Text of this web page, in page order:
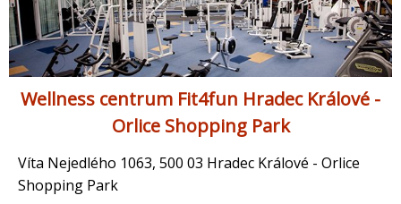
Wellness centrum Fit4fun Hradec Králové -
Orlice Shopping Park
Víta Nejedlého 1063, 500 03 Hradec Králové - Orlice
Shopping Park